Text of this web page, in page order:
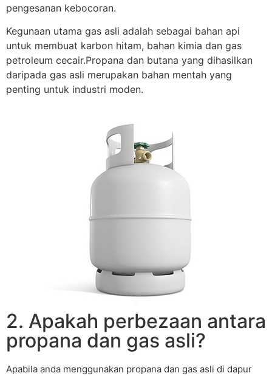
pengesanan kebocoran.
Kegunaan utama gas asli adalah sebagai bahan api
untuk membuat karbon hitam, bahan kimia dan gas
petroleum cecair.Propana dan butana yang dihasilkan
daripada gas asli merupakan bahan mentah yang
penting untuk industri moden.
2. Apakah perbezaan antara
propana dan gas asli?
Apabila anda menggunakan propana dan gas asli di dapur